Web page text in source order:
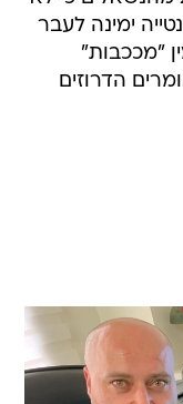
ימינה לעבר
"מככבות"
הדרוזים